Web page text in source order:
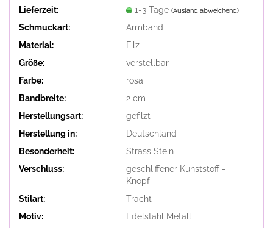
Lieferzeit:
1-3 Tage (Ausland abweichend)
Schmuckart:
Armband
Material:
Filz
Größe:
verstellbar
Farbe:
rosa
Bandbreite:
2 cm
Herstellungsart:
gefilzt
Herstellung in:
Deutschland
Besonderheit:
Strass Stein
Verschluss:
geschliffener Kunststoff -
Knopf
Stilart:
Tracht
Motiv:
Edelstahl Metall